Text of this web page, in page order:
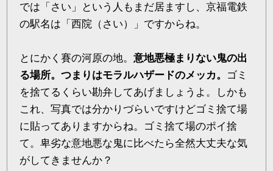
では「さい」という人もまだ居ますし、京福電鉄
の駅名は「西院（さい）」ですからね。
とにかく賽の河原の地。意地悪極まりない鬼の出
る場所。つまりはモラルハザードのメッカ。 ゴミ
を捨てるくらい勘弁してあげましょうよ。しかも
これ、写真では分かりづらいですけどゴミ捨て場
に貼ってありますからね。ゴミ捨て場のポイ捨
て。卑劣な意地悪な鬼に比べたら全然大丈夫な気
がしてきませんか？